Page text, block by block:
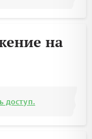
на
доступ.